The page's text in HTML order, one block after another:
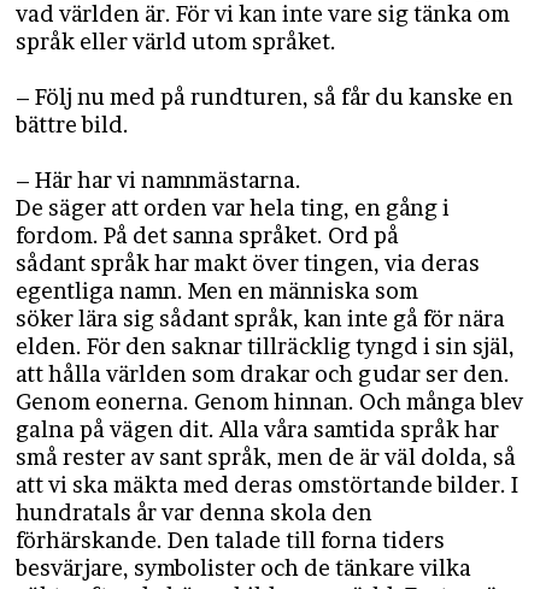
vad världen är. För vi kan inte vare sig tänka om
språk eller värld utom språket.
– Följ nu med på rundturen, så får du kanske en
bättre bild.
– Här har vi namnmästarna.
De säger att orden var hela ting, en gång i
fordom. På det sanna språket. Ord på
sådant språk har makt över tingen, via deras
egentliga namn. Men en människa som
söker lära sig sådant språk, kan inte gå för nära
elden. För den saknar tillräcklig tyngd i sin själ,
att hålla världen som drakar och gudar ser den.
Genom eonerna. Genom hinnan. Och många blev
galna på vägen dit. Alla våra samtida språk har
små rester av sant språk, men de är väl dolda, så
att vi ska mäkta med deras omstörtande bilder. I
hundratals år var denna skola den
förhärskande. Den talade till forna tiders
besvärjare, symbolister och de tänkare vilka